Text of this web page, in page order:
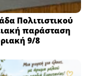
Πολιτιστικού
παράσταση
9/8